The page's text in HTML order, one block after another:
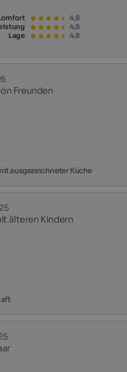
4,8
4,8
Lage
4,8
Freunden
ausgezeichneter Küche
älteren Kindern